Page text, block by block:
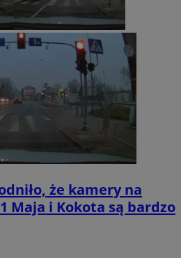
że kamery na
Maja i Kokota są bardzo